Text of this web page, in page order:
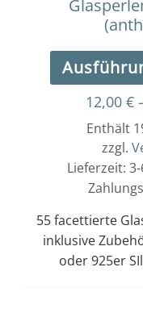
12,00 €
Enthält
zzgl.
Lieferzeit:
55 facettierte
inklusive
oder 925er